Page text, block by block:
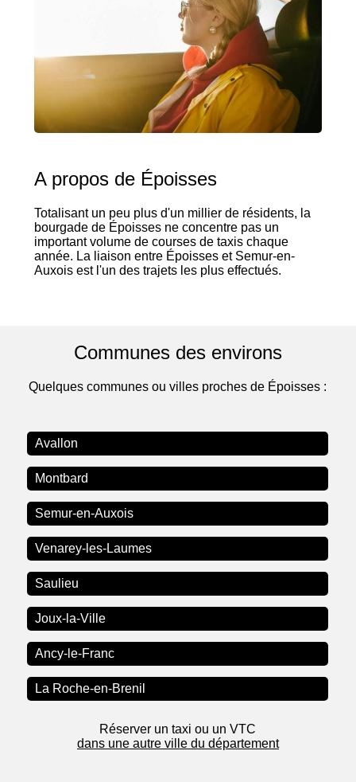
A propos de Époisses
Totalisant un peu plus d'un millier de résidents, la
bourgade de Époisses ne concentre pas un
important volume de courses de taxis chaque
année. La liaison entre Époisses et Semur-en-
Auxois est l'un des trajets les plus effectués.
Communes des environs
Quelques communes ou villes proches de Époisses :
Avallon
Montbard
Semur-en-Auxois
Venarey-les-Laumes
Saulieu
Joux-la-Ville
Ancy-le-Franc
La Roche-en-Brenil
Réserver un taxi ou un VTC
dans une autre ville du département